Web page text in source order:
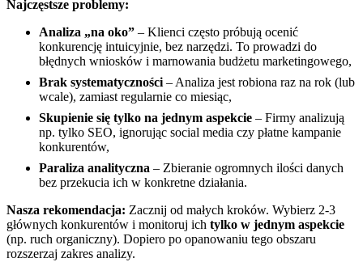
Najczęstsze problemy:
Analiza „na oko” – Klienci często próbują ocenić
konkurencję intuicyjnie, bez narzędzi. To prowadzi do
błędnych wniosków i marnowania budżetu marketingowego,
Brak systematyczności – Analiza jest robiona raz na rok (lub
wcale), zamiast regularnie co miesiąc,
Skupienie się tylko na jednym aspekcie – Firmy analizują
np. tylko SEO, ignorując social media czy płatne kampanie
konkurentów,
Paraliza analityczna – Zbieranie ogromnych ilości danych
bez przekucia ich w konkretne działania.
Nasza rekomendacja: Zacznij od małych kroków. Wybierz 2-3
głównych konkurentów i monitoruj ich tylko w jednym aspekcie
(np. ruch organiczny). Dopiero po opanowaniu tego obszaru
rozszerzaj zakres analizy.